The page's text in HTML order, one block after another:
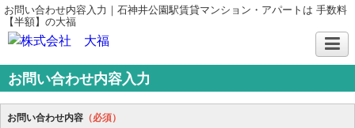
お問い合わせ内容入力｜石神井公園駅賃貸マンション・アパートは 手数料
【半額】の大福
お問い合わせ内容入力
お問い合わせ内容 （必須）